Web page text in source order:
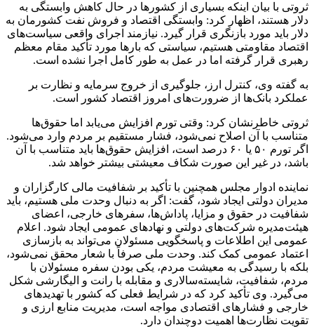
ثروتی با بیان اینکه بسیاری از کشورها در حال کاهش وابستگی به
دلار هستند، اظهار کرد: وابستگی اقتصاد و فروش نفت کشورمان به
دلار باید مورد بازنگری قرار گیرد. نیازمند اجرای واقعی سیاست‌های
اقتصاد مقاومتی هستیم، سیاستی که بارها مورد تأکید مقام معظم
رهبری قرار گرفته اما در عمل به طور کامل اجرا نشده است.
به گفته وی، کنترل ارز، جلوگیری از خروج سرمایه و نظارت بر
عملکرد بانک‌ها از ضرورت‌های امروز اقتصاد کشور است.
ثروتی خاطرنشان کرد: وقتی تورم افزایش می‌یابد اما حقوق‌ها
متناسب با آن اصلاح نمی‌شود، فشار مستقیم بر مردم وارد می‌شود.
اگر تورم ۵۰ یا ۶۰ درصد است، افزایش حقوق‌ها باید متناسب با آن
باشد، در غیر این صورت شکاف معیشتی بیشتر خواهد شد.
نماینده ادوار مجلس همچنین با تأکید بر شفافیت مالی کارگزاران و
مدیران دولتی ایجاد شود، گفت: اگر به دنبال وحدت ملی هستیم، باید
شفافیت در حقوق و مزایا، پاداش‌ها، سفرهای خارجی، اعضای
هیئت‌مدیره شرکت‌های دولتی و نهادهای عمومی ایجاد شود. اعلام
عمومی این اطلاعات و پاسخگویی مسئولان می‌تواند به بازسازی
اعتماد عمومی کمک کند. وحدت ملی صرفاً با شعار محقق نمی‌شود،
بلکه با رسیدگی به معیشت مردم، یکی بودن سفره مسئولان با
مردم، شفافیت، شایسته‌سالاری و مقابله با رانت و الیگارشی شکل
می‌گیرد. وی تأکید کرد که در شرایط فعلی که کشور با تهدیدهای
خارجی و فشارهای اقتصادی مواجه است، مدیریت منابع ارزی و
تقویت نظارت‌ها اهمیت دوچندان دارد.